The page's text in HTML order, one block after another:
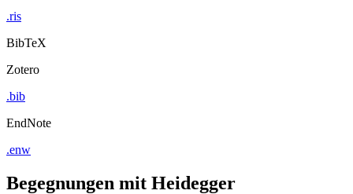
.ris
BibTeX
Zotero
.bib
EndNote
.enw
Begegnungen mit Heidegger